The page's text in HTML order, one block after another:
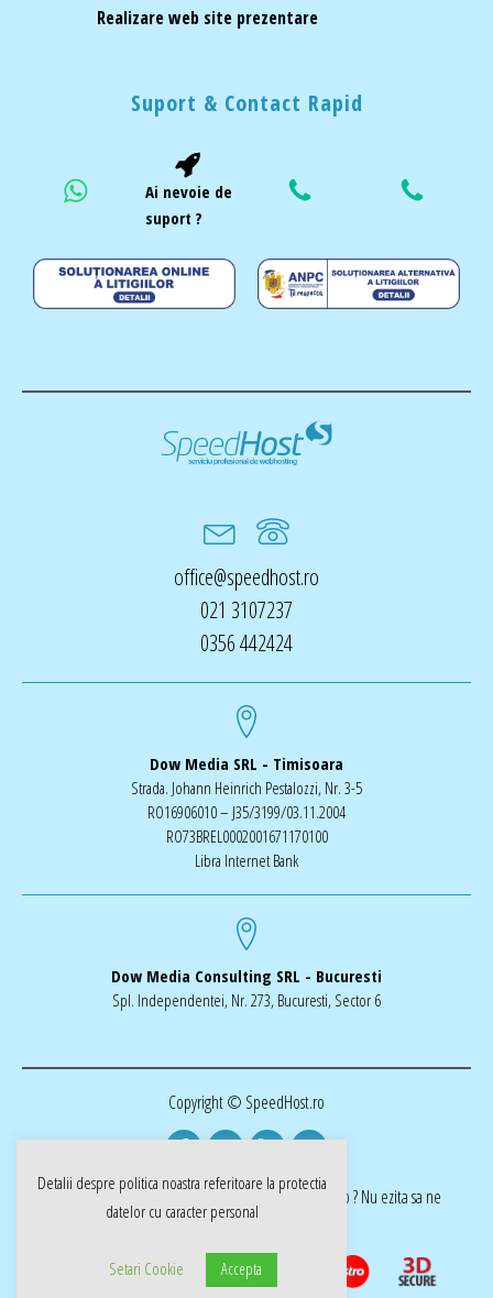
Realizare web site prezentare
Suport & Contact Rapid
Ai nevoie de
suport ?
office@speedhost.ro
021 3107237
0356 442424
Dow Media SRL - Timisoara
Strada. Johann Heinrich Pestalozzi, Nr. 3-5
RO16906010 – J35/3199/03.11.2004
RO73BREL0002001671170100
Libra Internet Bank
Dow Media Consulting SRL - Bucuresti
Spl. Independentei, Nr. 273, Bucuresti, Sector 6
Copyright © SpeedHost.ro
realizat de Dow Media | ai nevoie de o pagina web ? Nu ezita sa ne
cotactati dow-media.ro
Detalii despre politica noastra referitoare la protectia
datelor cu caracter personal
Setari Cookie Accepta